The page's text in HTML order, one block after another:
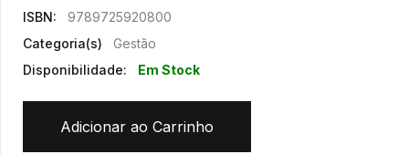
ISBN:
9789725920800
Categoria(s)
Gestão
Disponibilidade:
Em Stock
Adicionar ao Carrinho